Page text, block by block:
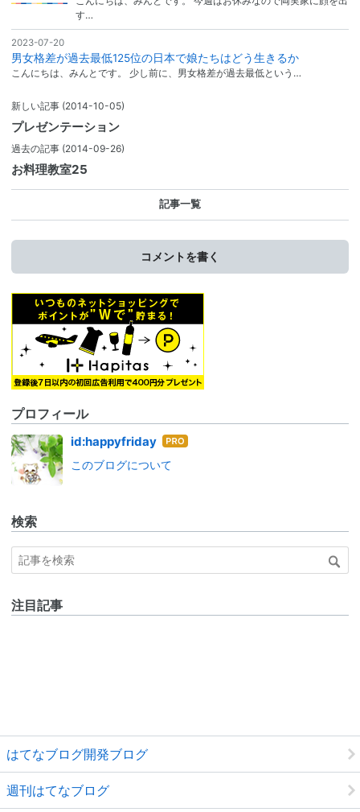
す…
2023-07-20
男女格差が過去最低125位の日本で娘たちはどう生きるか
こんにちは、みんとです。 少し前に、男女格差が過去最低という…
新しい記事 (2014-10-05)
プレゼンテーション
過去の記事 (2014-09-26)
お料理教室25
記事一覧
コメントを書く
プロフィール
id:happyfriday はて
ログ
このブログについて
検索
注目記事
はてなブログ開発ブログ
週刊はてなブログ